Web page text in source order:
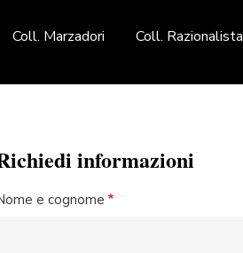
Coll. Marzadori Coll. Razionalista
informazioni
e cognome